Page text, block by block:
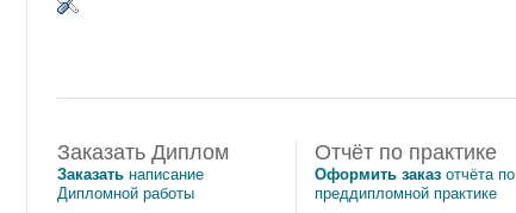
Заказать Диплом
Заказатьнаписание
Дипломной работы
Отчёт по практике
Оформить заказотчёта по
преддипломной практике